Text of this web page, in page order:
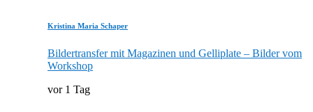
Kristina Maria Schaper
Bildertransfer mit Magazinen und Gelliplate – Bilder vom
Workshop
vor 1 Tag